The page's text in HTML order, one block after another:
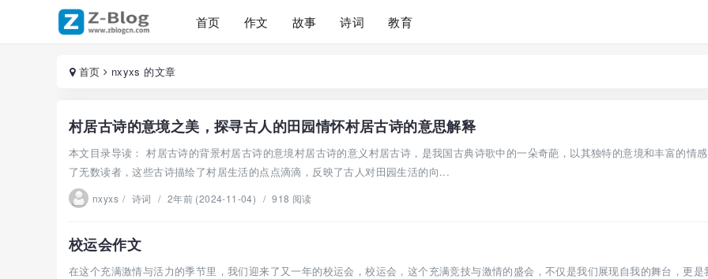
首页 作文 故事 诗词 教育
首页 nxyxs 的文章
村居古诗的意境之美，探寻古人的田园情怀村居古诗的意思解释
本文目录导读： 村居古诗的背景村居古诗的意境村居古诗的意义村居古诗，是我国古典诗歌中的一朵奇葩，以其独特的意境和丰富的情
了无数读者，这些古诗描绘了村居生活的点点滴滴，反映了古人对田园生活的向...
nxyxs / 诗词 / 2年前 (2024-11-04) / 918 阅读
校运会作文
在这个充满激情与活力的季节里，我们迎来了又一年的校运会，校运会，这个充满竞技与激情的盛会，不仅是我们展现自我的舞台，更是